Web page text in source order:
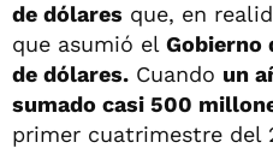
de dólares que, en
que asumió el Gobierno
de dólares. Cuando un
sumado casi 500
primer cuatrimestre del